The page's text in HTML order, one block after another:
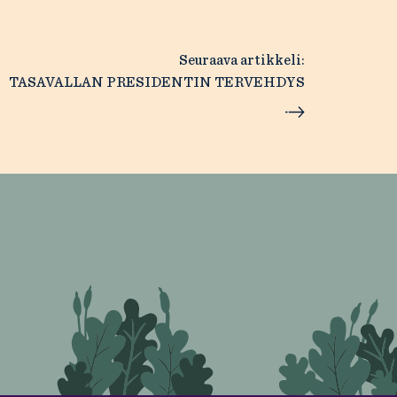
Seuraava artikkeli:
TASAVALLAN PRESIDENTIN TERVEHDYS